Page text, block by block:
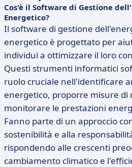
Cos'è il Software di Gestione
Energetico?
Il software di gestione
energetico è progettato per
individui a ottimizzare il loro
Questi strumenti informatici
ruolo cruciale nell'identificare
energetico, proporre misure di
monitorare le prestazioni
Fanno parte di un approccio
sostenibilità e alla
rispondendo alle crescenti
cambiamento climatico e